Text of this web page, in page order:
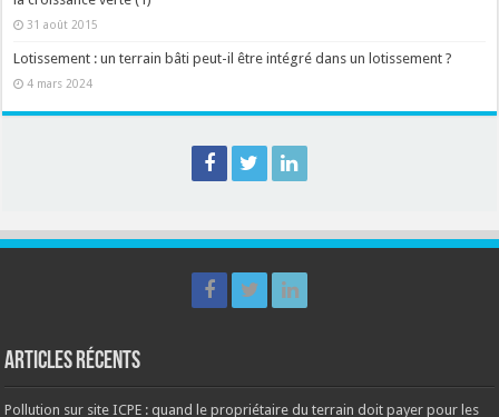
31 août 2015
Lotissement : un terrain bâti peut-il être intégré dans un lotissement ?
4 mars 2024
Articles récents
Pollution sur site ICPE : quand le propriétaire du terrain doit payer pour les